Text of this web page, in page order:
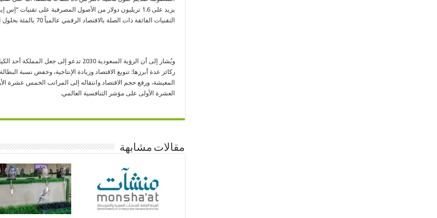
يزيد على 1.6 تريليون دولار من الأصول المصرفية على تقنيات “إس إيه بي”. ومن المتوقع،
التقنيات الفائقة ذات الصلة بالاقتصاد الرقمي عالمياً 70 بالمئة بحلول العام 2020.
ويُشار إلى أن الرؤية السعودية 2030 تدعو إلى
ركائز عدة أبرزها: تنويع الاقتصاد وزيادة الإنتاجية، وخفض نسبة
المعيشة، ورفع حجم الاقتصاد وانتقاله إلى المراتب الخمس عشرة
العشرة الأولى على مؤشر التنافسية العالمي.
مقالات مشابهة